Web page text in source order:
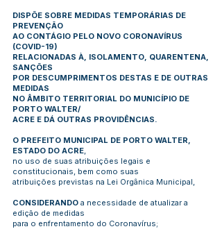
DISPÕE SOBRE MEDIDAS TEMPORÁRIAS DE
PREVENÇÃO
AO CONTÁGIO PELO NOVO CORONAVÍRUS
(COVID-19)
RELACIONADAS À, ISOLAMENTO, QUARENTENA,
SANÇÕES
POR DESCUMPRIMENTOS DESTAS E DE OUTRAS
MEDIDAS
NO ÂMBITO TERRITORIAL DO MUNICÍPIO DE
PORTO WALTER/
ACRE E DÁ OUTRAS PROVIDÊNCIAS.
O PREFEITO MUNICIPAL DE PORTO WALTER,
ESTADO DO ACRE,
no uso de suas atribuições legais e
constitucionais, bem como suas
atribuições previstas na Lei Orgânica Municipal,
CONSIDERANDO a necessidade de atualizar a
edição de medidas
para o enfrentamento do Coronavírus;